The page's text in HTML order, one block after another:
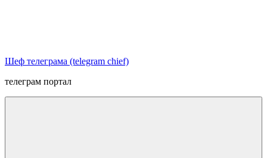
Шеф телеграма (telegram chief)
телеграм портал